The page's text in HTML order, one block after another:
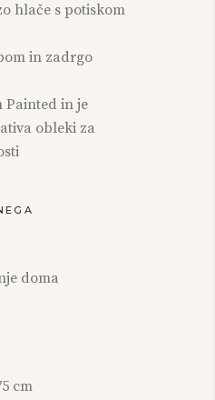
hlače s potiskom
in zadrgo
Painted in je
obleki za
doma
cm